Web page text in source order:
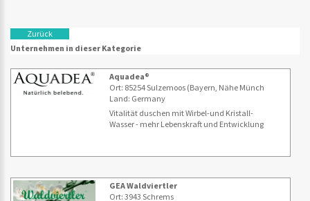
Zurück
Unternehmen in dieser Kategorie
Aquadea®
Ort: 85254 Sulzemoos (Bayern, Nähe Münch
Land: Germany
Vitalität duschen mit Wirbel-und Kristall-
Wasser - mehr Lebenskraft und Entwicklung
GEA Waldviertler
Ort: 3943 Schrems